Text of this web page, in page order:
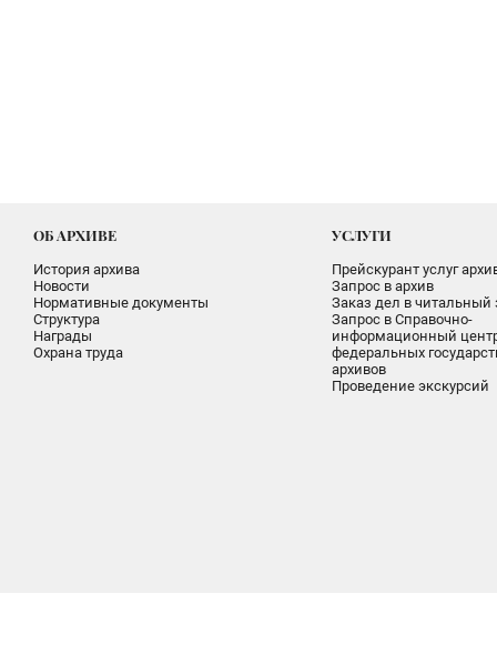
ОБ АРХИВЕ
История архива
Новости
Нормативные документы
Структура
Награды
Охрана труда
УСЛУГИ
Прейскурант услуг
Запрос в архив
Заказ дел в читальный
Запрос в Справочно-
информационный
федеральных
архивов
Проведение экскурсий